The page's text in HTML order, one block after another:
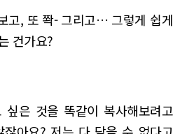
고, 또 쫙- 그리고… 그렇게 쉽게
건가요?
싶은 것을 똑같이 복사해보려고